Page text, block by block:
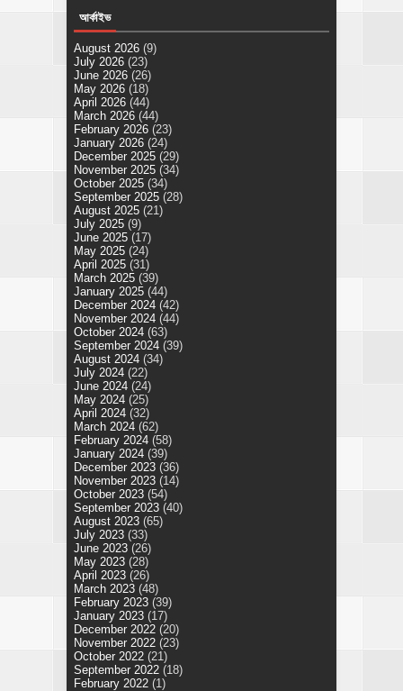
আর্কাইভ
August 2026 (9)
July 2026 (23)
June 2026 (26)
May 2026 (18)
April 2026 (44)
March 2026 (44)
February 2026 (23)
January 2026 (24)
December 2025 (29)
November 2025 (34)
October 2025 (34)
September 2025 (28)
August 2025 (21)
July 2025 (9)
June 2025 (17)
May 2025 (24)
April 2025 (31)
March 2025 (39)
January 2025 (44)
December 2024 (42)
November 2024 (44)
October 2024 (63)
September 2024 (39)
August 2024 (34)
July 2024 (22)
June 2024 (24)
May 2024 (25)
April 2024 (32)
March 2024 (62)
February 2024 (58)
January 2024 (39)
December 2023 (36)
November 2023 (14)
October 2023 (54)
September 2023 (40)
August 2023 (65)
July 2023 (33)
June 2023 (26)
May 2023 (28)
April 2023 (26)
March 2023 (48)
February 2023 (39)
January 2023 (17)
December 2022 (20)
November 2022 (23)
October 2022 (21)
September 2022 (18)
February 2022 (1)